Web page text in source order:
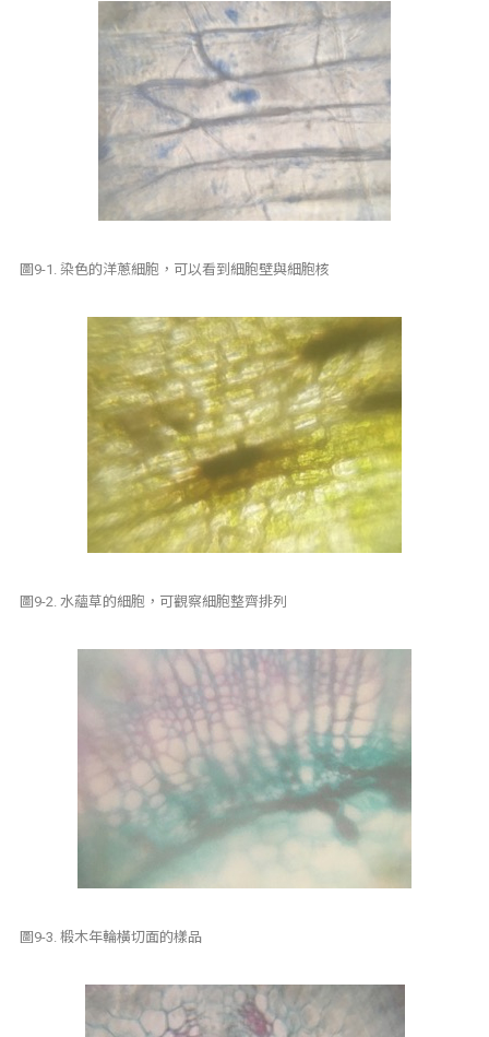
圖9-1. 染色的洋蔥細胞，可以看到細胞壁與細胞核
圖9-2. 水蘊草的細胞，可觀察細胞整齊排列
圖9-3. 椴木年輪橫切面的樣品